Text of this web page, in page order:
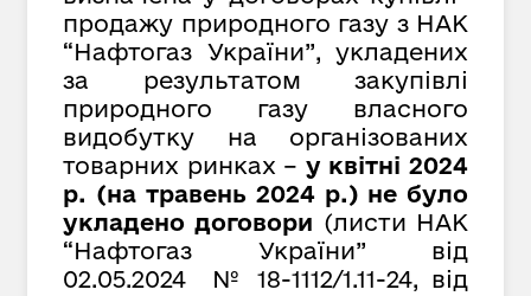
продажу природного газу з НАК
“Нафтогаз України”, укладених
за результатом закупівлі
природного газу власного
видобутку на організованих
товарних ринках – у квітні 2024
р. (на травень 2024 р.) не було
укладено договори (листи НАК
“Нафтогаз України” від
02.05.2024 № 18-1112/1.11-24, від